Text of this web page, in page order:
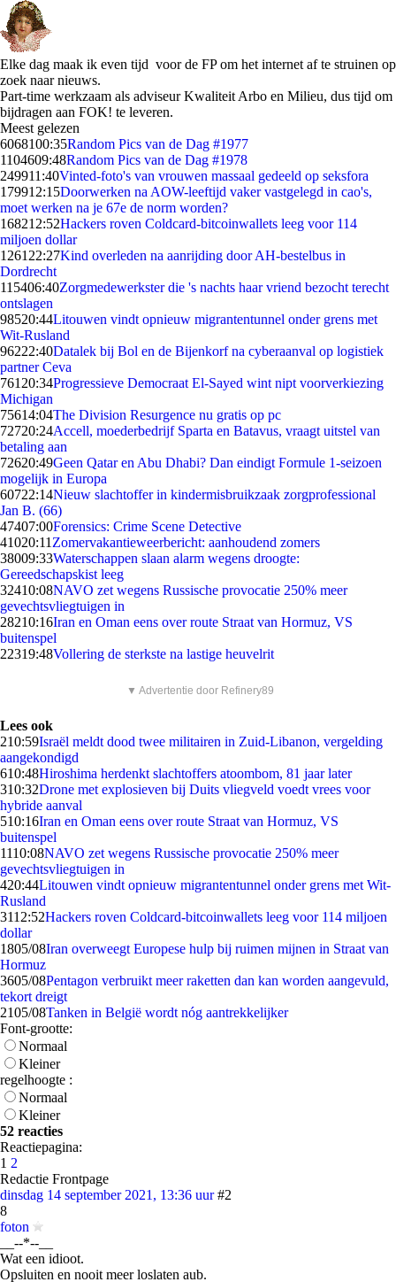
Elke dag maak ik even tijd voor de FP om het internet af te struinen op
zoek naar nieuws.
Part-time werkzaam als adviseur Kwaliteit Arbo en Milieu, dus tijd om
bijdragen aan FOK! te leveren.
Meest gelezen
6068100:35Random Pics van de Dag #1977
1104609:48Random Pics van de Dag #1978
249911:40Vinted-foto's van vrouwen massaal gedeeld op seksfora
179912:15Doorwerken na AOW-leeftijd vaker vastgelegd in cao's,
moet werken na je 67e de norm worden?
168212:52Hackers roven Coldcard-bitcoinwallets leeg voor 114
miljoen dollar
1261 22:27Kind overleden na aanrijding door AH-bestelbus in
Dordrecht
115406:40Zorgmedewerkster die 's nachts haar vriend bezocht terecht
ontslagen
98520:44Litouwen vindt opnieuw migrantentunnel onder grens met
Wit-Rusland
96222:40Datalek bij Bol en de Bijenkorf na cyberaanval op logistiek
partner Ceva
761 20:34Progressieve Democraat El-Sayed wint nipt voorverkiezing
Michigan
75614:04The Division Resurgence nu gratis op pc
72720:24Accell, moederbedrijf Sparta en Batavus, vraagt uitstel van
betaling aan
72620:49Geen Qatar en Abu Dhabi? Dan eindigt Formule 1-seizoen
mogelijk in Europa
60722:14Nieuw slachtoffer in kindermisbruikzaak zorgprofessional
Jan B. (66)
47407:00Forensics: Crime Scene Detective
41020:11 Zomervakantieweerbericht: aanhoudend zomers
38009:33Waterschappen slaan alarm wegens droogte:
Gereedschapskist leeg
32410:08NAVO zet wegens Russische provocatie 250% meer
gevechtsvliegtuigen in
28210:16Iran en Oman eens over route Straat van Hormuz, VS
buitenspel
22319:48Vollering de sterkste na lastige heuvelrit
▼ Advertentie door Refinery89
Lees ook
210:59Israël meldt dood twee militairen in Zuid-Libanon, vergelding
aangekondigd
610:48Hiroshima herdenkt slachtoffers atoombom, 81 jaar later
310:32Drone met explosieven bij Duits vliegveld voedt vrees voor
hybride aanval
510:16Iran en Oman eens over route Straat van Hormuz, VS
buitenspel
1110:08NAVO zet wegens Russische provocatie 250% meer
gevechtsvliegtuigen in
420:44Litouwen vindt opnieuw migrantentunnel onder grens met Wit-
Rusland
3112:52Hackers roven Coldcard-bitcoinwallets leeg voor 114 miljoen
dollar
1805/08Iran overweegt Europese hulp bij ruimen mijnen in Straat van
Hormuz
3605/08Pentagon verbruikt meer raketten dan kan worden aangevuld,
tekort dreigt
2105/08Tanken in België wordt nóg aantrekkelijker
Font-grootte:
Normaal
Kleiner
regelhoogte :
Normaal
Kleiner
52 reacties
Reactiepagina:
1 2
Redactie Frontpage
dinsdag 14 september 2021, 13:36 uur #2
8
foton
__--*--__
Wat een idioot.
Opsluiten en nooit meer loslaten aub.